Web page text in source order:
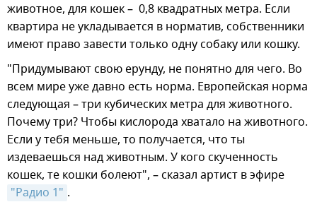
животное, для кошек – 0,8 квадратных метра. Если
квартира не укладывается в норматив, собственники
имеют право завести только одну собаку или кошку.
"Придумывают свою ерунду, не понятно для чего. Во
всем мире уже давно есть норма. Европейская норма
следующая – три кубических метра для животного.
Почему три? Чтобы кислорода хватало на животного.
Если у тебя меньше, то получается, что ты
издеваешься над животным. У кого скученность
кошек, те кошки болеют", – сказал артист в эфире
"Радио 1" .